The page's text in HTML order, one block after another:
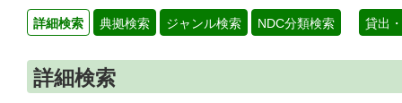
詳細検索 典拠検索 ジャンル検索 NDC分類検索 貸出
詳細検索